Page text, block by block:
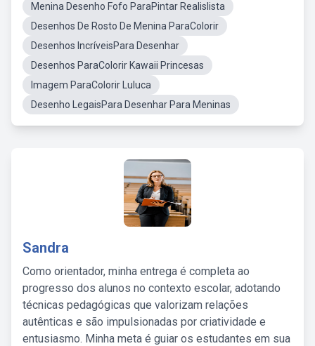
Menina Desenho Fofo ParaPintar Realislista
Desenhos De Rosto De Menina ParaColorir
Desenhos IncríveisPara Desenhar
Desenhos ParaColorir Kawaii Princesas
Imagem ParaColorir Luluca
Desenho LegaisPara Desenhar Para Meninas
Sandra
Como orientador, minha entrega é completa ao
progresso dos alunos no contexto escolar, adotando
técnicas pedagógicas que valorizam relações
autênticas e são impulsionadas por criatividade e
entusiasmo. Minha meta é guiar os estudantes em sua